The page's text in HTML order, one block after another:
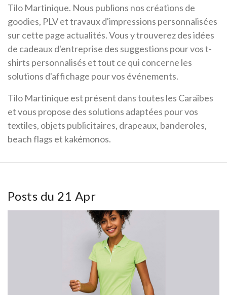
Tilo Martinique. Nous publions nos créations de
goodies, PLV et travaux d'impressions personnalisées
sur cette page actualités. Vous y trouverez des idées
de cadeaux d'entreprise des suggestions pour vos t-
shirts personnalisés et tout ce qui concerne les
solutions d'affichage pour vos événements.
Tilo Martinique est présent dans toutes les Caraïbes
et vous propose des solutions adaptées pour vos
textiles, objets publicitaires, drapeaux, banderoles,
beach flags et kakémonos.
Posts du 21 Apr